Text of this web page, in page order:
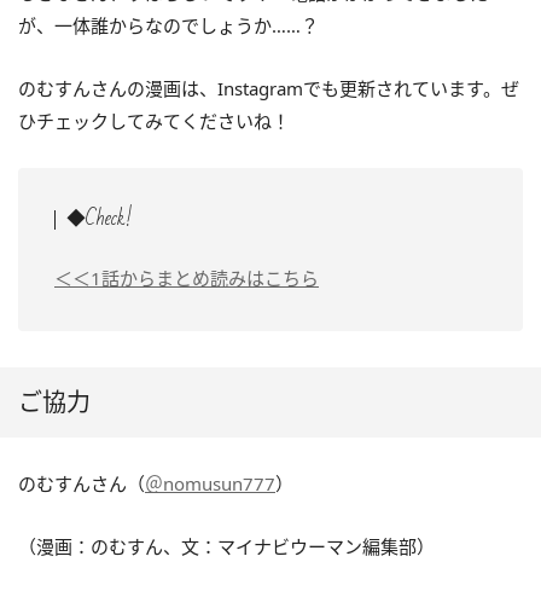
が、一体誰からなのでしょうか……？
のむすんさんの漫画は、Instagramでも更新されています。ぜ
ひチェックしてみてくださいね！
◆Check!
＜＜1話からまとめ読みはこちら
ご協力
のむすんさん（＠nomusun777）
（漫画：のむすん、文：マイナビウーマン編集部）